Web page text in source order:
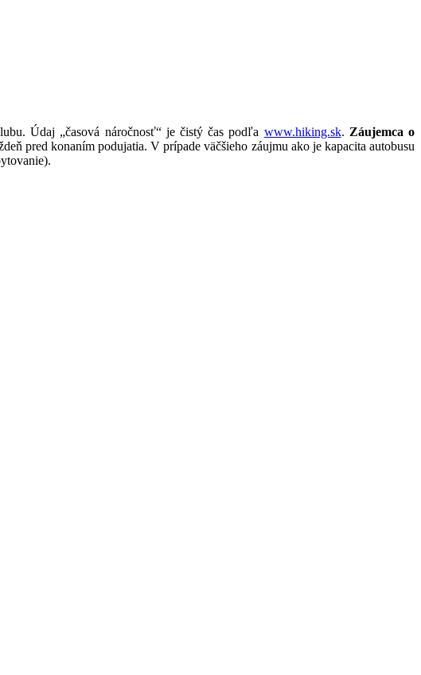
Údaj „časová náročnosť“ je čistý čas podľa www.hiking.sk. Záujemca o
pred konaním podujatia. V prípade väčšieho záujmu ako je kapacita autobusu